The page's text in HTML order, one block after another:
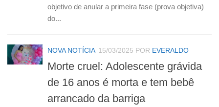
objetivo de anular a primeira fase (prova objetiva)
do...
NOVA NOTÍCIA 15/03/2025 POR EVERALDO
Morte cruel: Adolescente grávida
de 16 anos é morta e tem bebê
arrancado da barriga